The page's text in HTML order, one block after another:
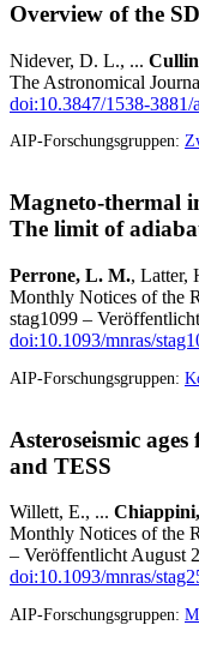
Overview of the
Nidever, D. L., ...
The Astronomical
doi:10.3847/1538-3881/
AIP-Forschungsgruppen:
Magneto-thermal
The limit of
Perrone, L. M., Latter,
Monthly Notices of the
stag1099 –
doi:10.1093/mnras/
AIP-Forschungsgruppen:
Asteroseismic
and TESS
Willett, E., ...
Monthly Notices of the
– Veröffentlicht August
doi:10.1093/mnras/
AIP-Forschungsgruppen: